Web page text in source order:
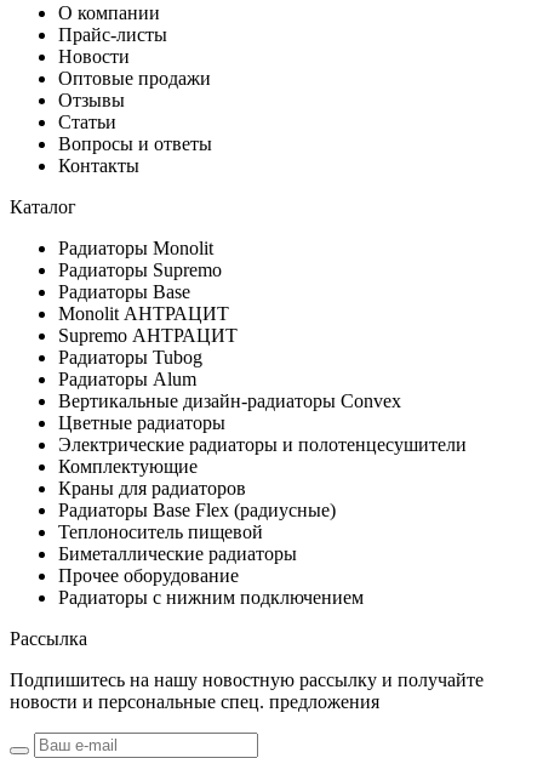
О компании
Прайс-листы
Новости
Оптовые продажи
Отзывы
Статьи
Вопросы и ответы
Контакты
Каталог
Радиаторы Monolit
Радиаторы Supremo
Радиаторы Base
Monolit АНТРАЦИТ
Supremo АНТРАЦИТ
Радиаторы Tubog
Радиаторы Alum
Вертикальные дизайн-радиаторы Convex
Цветные радиаторы
Электрические радиаторы и полотенцесушители
Комплектующие
Краны для радиаторов
Радиаторы Base Flex (радиусные)
Теплоноситель пищевой
Биметаллические радиаторы
Прочее оборудование
Радиаторы с нижним подключением
Рассылка
Подпишитесь на нашу новостную рассылку и получайте
новости и персональные спец. предложения